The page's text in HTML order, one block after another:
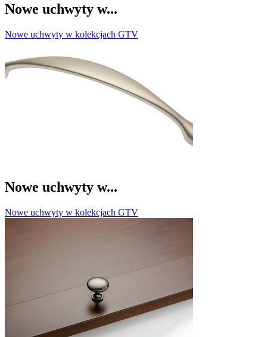
Nowe uchwyty w...
Nowe uchwyty w kolekcjach GTV
Nowe uchwyty w...
Nowe uchwyty w kolekcjach GTV